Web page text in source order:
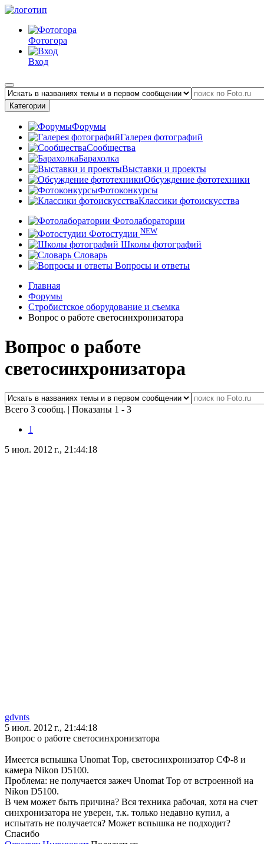
Фотогора
Вход
Категории
Форумы
Галерея фотографий
Сообщества
Барахолка
Выставки и проекты
Обсуждение фототехники
Фотоконкурсы
Классики фотоискусства
Фотолаборатории
Фотостудии NEW
Школы фотографий
Словарь
Вопросы и ответы
Главная
Форумы
Стробистское оборудование и съемка
Вопрос о работе светосинхронизатора
Вопрос о работе
светосинхронизатора
Всего 3 сообщ. | Показаны 1 - 3
1
5 июл. 2012 г., 21:44:18
gdvnts
5 июл. 2012 г., 21:44:18
Вопрос о работе светосинхронизатора
Имеется вспышка Unomat Top, светосинхронизатор СФ-8 и
камера Nikon D5100.
Проблема: не получается зажеч Unomat Top от встроенной на
Nikon D5100.
В чем может быть причина? Вся техника рабочая, хотя на счет
синхронизатора не уверен, т.к. только недавно купил, а
испытать не получается? Может вспышка не подходит?
Спасибо